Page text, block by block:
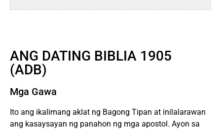
ANG DATING BIBLIA 1905
(ADB)
Mga Gawa
Ito ang ikalimang aklat ng Bagong Tipan at inilalarawan
ang kasaysayan ng panahon ng mga apostol. Ayon sa